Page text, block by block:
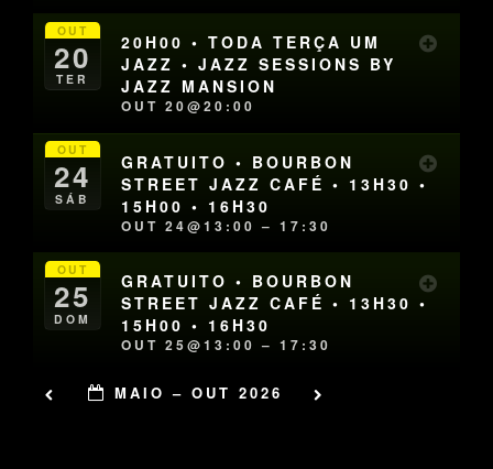
OUT
20
TER
20H00 • TODA TERÇA UM
JAZZ • JAZZ SESSIONS BY
JAZZ MANSION
OUT 20@20:00
OUT
24
SÁB
GRATUITO • BOURBON
STREET JAZZ CAFÉ • 13H30 •
15H00 • 16H30
OUT 24@13:00 – 17:30
OUT
25
DOM
GRATUITO • BOURBON
STREET JAZZ CAFÉ • 13H30 •
15H00 • 16H30
OUT 25@13:00 – 17:30
MAIO – OUT 2026